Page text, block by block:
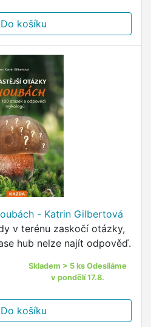
košíku
- Katrin Gilbertová
v terénu zaskočí otázky,
hub nelze najít odpověď.
Skladem > 5 ks Odesíláme
v pondělí 17.8.
košíku